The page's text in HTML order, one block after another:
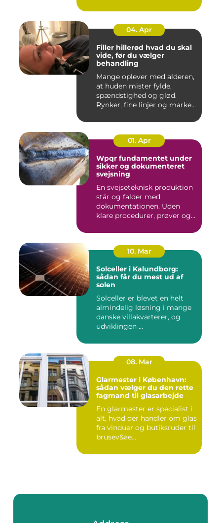
04. Apr
Filler hillerød hvad du skal
vide, før du vælger
behandling
Mange oplever med alderen,
at huden mister fylde,
spændstighed og glød.
Rynker, fine linjer og marke...
01. Apr
Wpqr fundamentet under
sikker og dokumenteret
svejsning
En svejseteknisk produktion
står og falder med
dokumentationen. Uden
klare procedurer, prøver og
10. Mar
Solceller i Kalundborg:
sådan får du mest ud af
solen
Solceller er blevet en helt
almindelig løsning i mange
danske villakvarterer, og
udviklingen ...
08. Mar
Glarmester i København:
sådan vælger du den rette
fagmand til glasarbejde
En glarmester er specialist i
alt, hvad der handler om glas
fra vinduer og butiksruder til
brusev&ae...